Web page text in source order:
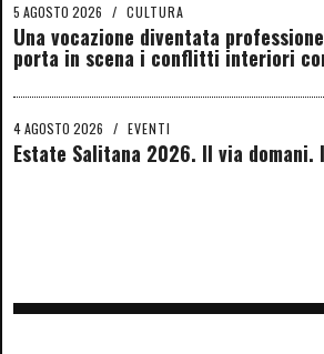
5 AGOSTO 2026 / CULTURA
Una vocazione diventata
porta in scena i conflitti interiori
4 AGOSTO 2026 / EVENTI
Estate Salitana 2026. Il via domani.